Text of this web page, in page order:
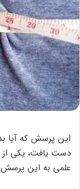
این پرسش که آیا
دست یافت، یکی از
علمی به این